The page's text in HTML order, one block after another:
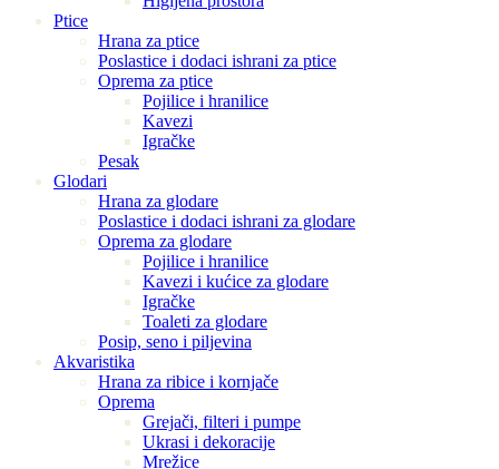
Ptice
Hrana za ptice
Poslastice i dodaci ishrani za ptice
Oprema za ptice
Pojilice i hranilice
Kavezi
Igračke
Pesak
Glodari
Hrana za glodare
Poslastice i dodaci ishrani za glodare
Oprema za glodare
Pojilice i hranilice
Kavezi i kućice za glodare
Igračke
Toaleti za glodare
Posip, seno i piljevina
Akvaristika
Hrana za ribice i kornjače
Oprema
Grejači, filteri i pumpe
Ukrasi i dekoracije
Mrežice